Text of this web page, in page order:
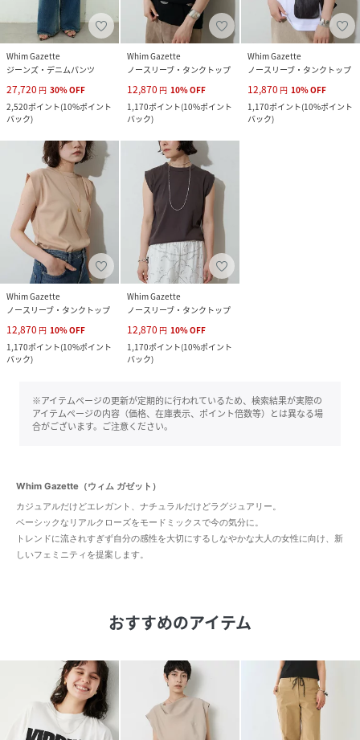
Whim Gazette
ジーンズ・デニムパンツ
27,720 円 30%OFF
2,520ポイント(10%ポイント
バック)
Whim Gazette
ノースリーブ・タンクトップ
12,870 円 10%OFF
1,170ポイント(10%ポイント
バック)
Whim Gazette
ノースリーブ・タンクトップ
12,870 円 10%OFF
1,170ポイント(10%ポイント
バック)
Whim Gazette
ノースリーブ・タンクトップ
12,870 円 10%OFF
1,170ポイント(10%ポイント
バック)
Whim Gazette
ノースリーブ・タンクトップ
12,870 円 10%OFF
1,170ポイント(10%ポイント
バック)
※アイテムページの更新が定期的に行われているため、検索結果が実際の
アイテムページの内容（価格、在庫表示、ポイント倍数等）とは異なる場
合がございます。ご注意ください。
Whim Gazette（ウィム ガゼット）
カジュアルだけどエレガント、ナチュラルだけどラグジュアリー。
ベーシックなリアルクローズをモードミックスで今の気分に。
トレンドに流されすぎず自分の感性を大切にするしなやかな大人の女性に向け、新
しいフェミニティを提案します。
おすすめのアイテム